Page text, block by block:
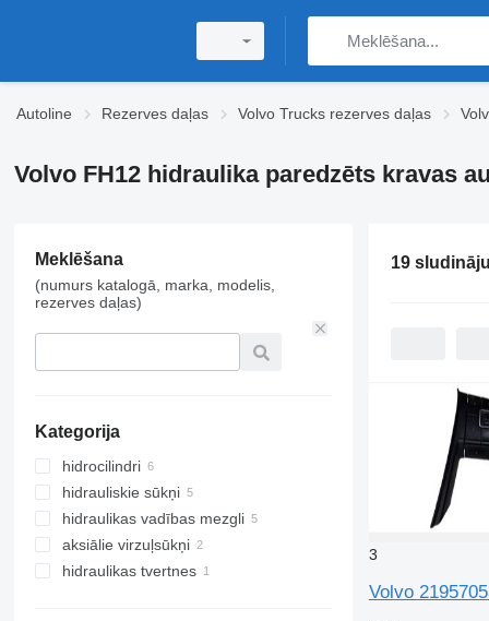
Autoline Rezerves daļas Volvo Trucks rezerves daļas
Volvo FH12 hidraulika paredzēts kravas
Meklēšana
(numurs katalogā, marka, modelis,
rezerves daļas)
Kategorija
hidrocilindri
hidrauliskie sūkņi
hidraulikas vadības mezgli
aksiālie virzuļsūkņi
hidraulikas tvertnes
19
3
Volvo